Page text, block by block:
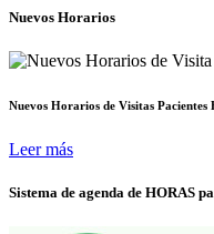
Nuevos Horarios
Nuevos Horarios de Visitas Pacientes
Leer más
Sistema de agenda de HORAS